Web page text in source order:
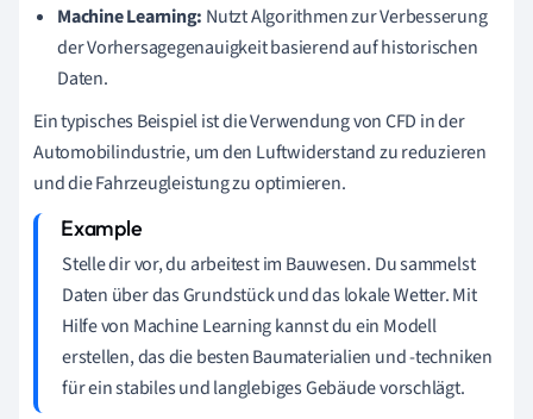
Machine Learning: Nutzt Algorithmen zur Verbesserung
der Vorhersagegenauigkeit basierend auf historischen
Daten.
Ein typisches Beispiel ist die Verwendung von CFD in der
Automobilindustrie, um den Luftwiderstand zu reduzieren
und die Fahrzeugleistung zu optimieren.
Stelle dir vor, du arbeitest im Bauwesen. Du sammelst
Daten über das Grundstück und das lokale Wetter. Mit
Hilfe von Machine Learning kannst du ein Modell
erstellen, das die besten Baumaterialien und -techniken
für ein stabiles und langlebiges Gebäude vorschlägt.